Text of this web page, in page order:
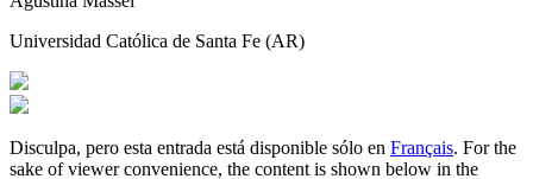
Universidad Católica de Santa Fe (AR)
Disculpa, pero esta entrada está disponible sólo en Français. For the
sake of viewer convenience, the content is shown below in the